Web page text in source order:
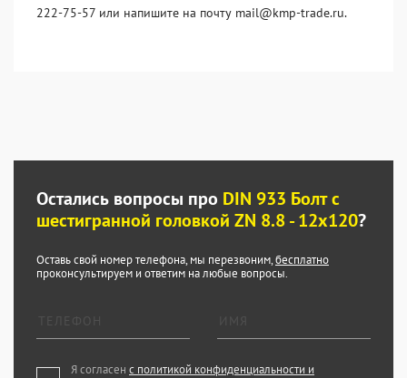
222-75-57 или напишите на почту mail@kmp-trade.ru.
Остались вопросы про DIN 933 Болт с
шестигранной головкой ZN 8.8 - 12x120?
Оставь свой номер телефона, мы перезвоним,бесплатно
проконсультируем и ответим на любые вопросы.
Я согласен с политикой конфиденциальности и